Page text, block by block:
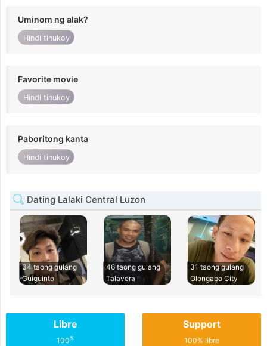
Uminom ng alak?
Hindi tinukoy
Favorite movie
Hindi tinukoy
Paboritong kanta
Hindi tinukoy
Dating Lalaki Central Luzon
34 taong gulang
Guiguinto
46 taong gulang
Talavera
31 taong gulang
Olongapo City
Libre
100%
Support
100% libre